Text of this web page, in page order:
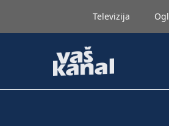
Televizija